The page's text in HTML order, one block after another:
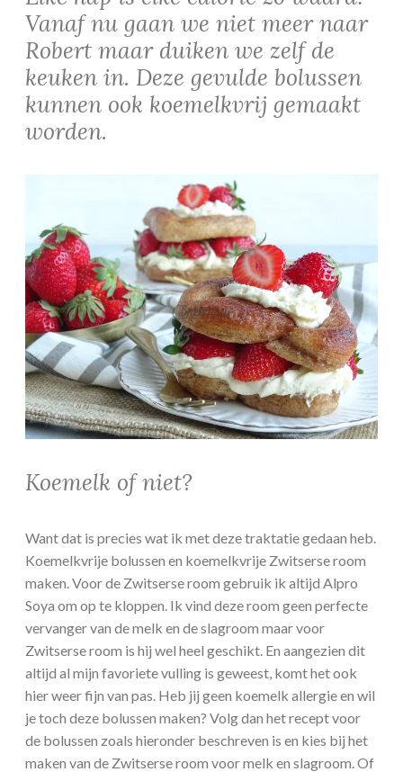
Vanaf nu gaan we niet meer naar
Robert maar duiken we zelf de
keuken in. Deze gevulde bolussen
kunnen ook koemelkvrij gemaakt
worden.
Koemelk of niet?
Want dat is precies wat ik met deze traktatie gedaan heb.
Koemelkvrije bolussen en koemelkvrije Zwitserse room
maken. Voor de Zwitserse room gebruik ik altijd Alpro
Soya om op te kloppen. Ik vind deze room geen perfecte
vervanger van de melk en de slagroom maar voor
Zwitserse room is hij wel heel geschikt. En aangezien dit
altijd al mijn favoriete vulling is geweest, komt het ook
hier weer fijn van pas. Heb jij geen koemelk allergie en wil
je toch deze bolussen maken? Volg dan het recept voor
de bolussen zoals hieronder beschreven is en kies bij het
maken van de Zwitserse room voor melk en slagroom. Of